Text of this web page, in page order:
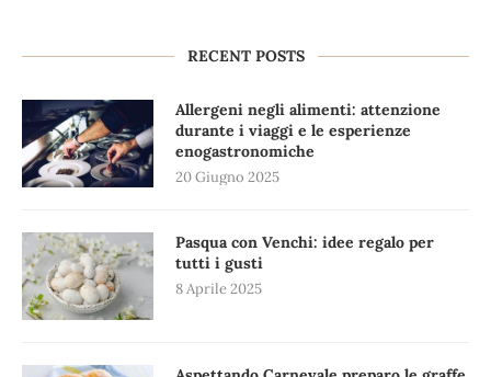
RECENT POSTS
Allergeni negli alimenti: attenzione
durante i viaggi e le esperienze
enogastronomiche
20 Giugno 2025
Pasqua con Venchi: idee regalo per
tutti i gusti
8 Aprile 2025